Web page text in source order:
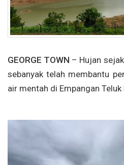
GEORGE TOWN – Hujan
sebanyak telah membantu
air mentah di Empangan Teluk